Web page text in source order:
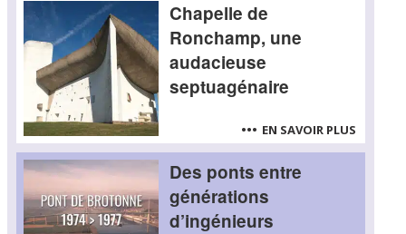
Chapelle de
Ronchamp, une
audacieuse
septuagénaire
EN SAVOIR PLUS
Des ponts entre
générations
d’ingénieurs